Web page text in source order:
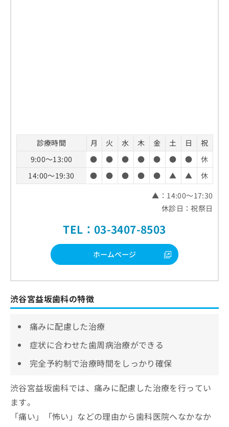
診療時間 月 火 水 木 金 土 日
祝
9:00～13:00
● ● ● ● ● ● ●
休
14:00～19:30
● ● ● ● ● ▲ ▲
休
▲：14:00～17:30
休診日：祝祭日
TEL：03-3407-8503
ホームページ
渋谷宮益坂歯科の特徴
痛みに配慮した治療
症状に合わせた歯周病治療ができる
完全予約制で治療時間をしっかり確保
渋谷宮益坂歯科では、痛みに配慮した治療を行ってい
ます。
「痛い」「怖い」などの理由から歯科医院へなかなか